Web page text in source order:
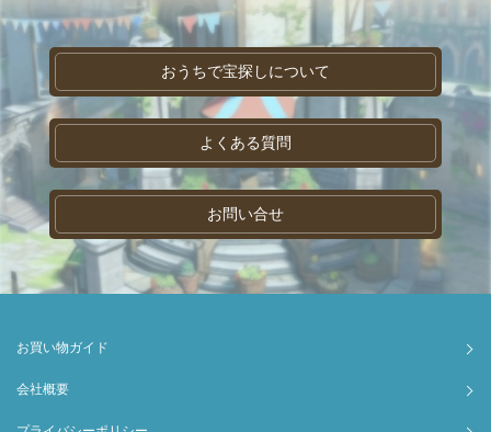
おうちで宝探しについて
よくある質問
お問い合せ
お買い物ガイド
会社概要